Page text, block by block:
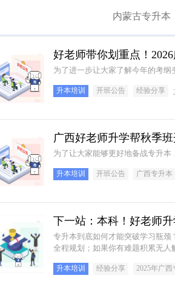
内蒙古专升本
好老师带你划重点！
为了进一步让大家了解今年的考
升本培训 开班公告 经验分享
广西好老师升学帮秋季
为了让大家能够更好地备战专升本
升本培训 开班公告 广西专升本
下一站：本科！好老师
专升本到底如何才能突破学习瓶
全程规划；如果你有难题积累无
升本培训 经验分享 2025年广西